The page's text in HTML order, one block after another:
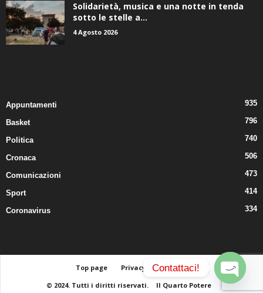
Solidarietà, musica e una notte in tenda
sotto le stelle a...
4 Agosto 2026
Appuntamenti 935
Basket 796
Politica 740
Cronaca 506
Comunicazioni 473
Sport 414
Coronavirus 334
Top page Privacy
Contatti
© 2024. Tutti i diritti riservati.
Il Quarto Potere
Contattaci!
O